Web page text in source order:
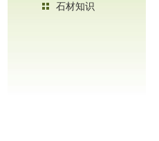
石材知识